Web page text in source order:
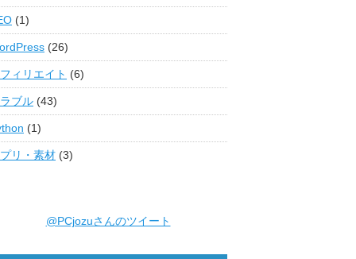
(1)
(26)
ィリエイト (6)
ラブル (43)
(1)
リ・素材 (3)
@PCjozuさんのツイート